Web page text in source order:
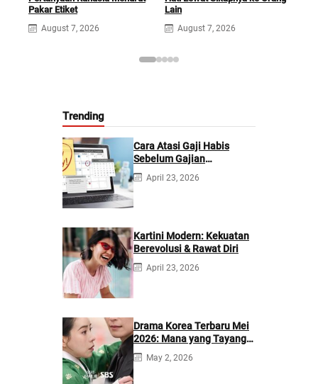
Pakar Etiket
August 7, 2026
Lain
August 7, 2026
Trending
Cara Atasi Gaji Habis
Sebelum Gajian
Berikutnya
April 23, 2026
Kartini Modern: Kekuatan
Berevolusi & Rawat Diri
April 23, 2026
Drama Korea Terbaru Mei
2026: Mana yang Tayang
di Netflix?
May 2, 2026